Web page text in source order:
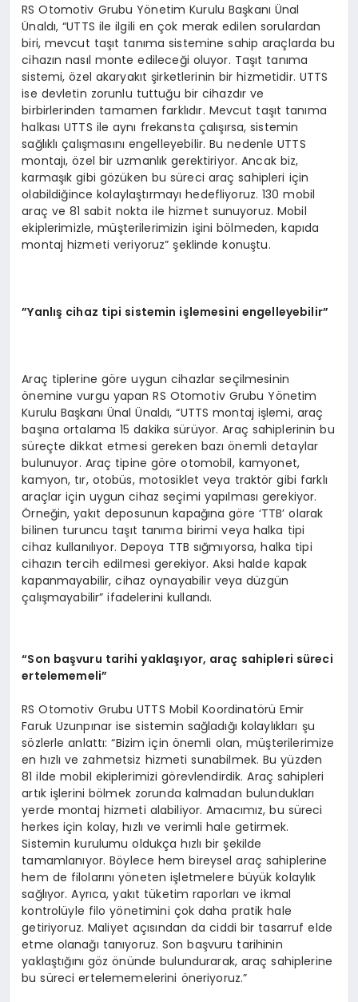
RS Otomotiv Grubu Yönetim Kurulu Başkanı Ünal
Ünaldı, “UTTS ile ilgili en çok merak edilen sorulardan
biri, mevcut taşıt tanıma sistemine sahip araçlarda bu
cihazın nasıl monte edileceği oluyor. Taşıt tanıma
sistemi, özel akaryakıt şirketlerinin bir hizmetidir. UTTS
ise devletin zorunlu tuttuğu bir cihazdır ve
birbirlerinden tamamen farklıdır. Mevcut taşıt tanıma
halkası UTTS ile aynı frekansta çalışırsa, sistemin
sağlıklı çalışmasını engelleyebilir. Bu nedenle UTTS
montajı, özel bir uzmanlık gerektiriyor. Ancak biz,
karmaşık gibi gözüken bu süreci araç sahipleri için
olabildiğince kolaylaştırmayı hedefliyoruz. 130 mobil
araç ve 81 sabit nokta ile hizmet sunuyoruz. Mobil
ekiplerimizle, müşterilerimizin işini bölmeden, kapıda
montaj hizmeti veriyoruz” şeklinde konuştu.
”Yanlış cihaz tipi sistemin işlemesini engelleyebilir”
Araç tiplerine göre uygun cihazlar seçilmesinin
önemine vurgu yapan RS Otomotiv Grubu Yönetim
Kurulu Başkanı Ünal Ünaldı, “UTTS montaj işlemi, araç
başına ortalama 15 dakika sürüyor. Araç sahiplerinin bu
süreçte dikkat etmesi gereken bazı önemli detaylar
bulunuyor. Araç tipine göre otomobil, kamyonet,
kamyon, tır, otobüs, motosiklet veya traktör gibi farklı
araçlar için uygun cihaz seçimi yapılması gerekiyor.
Örneğin, yakıt deposunun kapağına göre ‘TTB’ olarak
bilinen turuncu taşıt tanıma birimi veya halka tipi
cihaz kullanılıyor. Depoya TTB sığmıyorsa, halka tipi
cihazın tercih edilmesi gerekiyor. Aksi halde kapak
kapanmayabilir, cihaz oynayabilir veya düzgün
çalışmayabilir” ifadelerini kullandı.
“Son başvuru tarihi yaklaşıyor, araç sahipleri süreci
ertelememeli”
RS Otomotiv Grubu UTTS Mobil Koordinatörü Emir
Faruk Uzunpınar ise sistemin sağladığı kolaylıkları şu
sözlerle anlattı: “Bizim için önemli olan, müşterilerimize
en hızlı ve zahmetsiz hizmeti sunabilmek. Bu yüzden
81 ilde mobil ekiplerimizi görevlendirdik. Araç sahipleri
artık işlerini bölmek zorunda kalmadan bulundukları
yerde montaj hizmeti alabiliyor. Amacımız, bu süreci
herkes için kolay, hızlı ve verimli hale getirmek.
Sistemin kurulumu oldukça hızlı bir şekilde
tamamlanıyor. Böylece hem bireysel araç sahiplerine
hem de filolarını yöneten işletmelere büyük kolaylık
sağlıyor. Ayrıca, yakıt tüketim raporları ve ikmal
kontrolüyle filo yönetimini çok daha pratik hale
getiriyoruz. Maliyet açısından da ciddi bir tasarruf elde
etme olanağı tanıyoruz. Son başvuru tarihinin
yaklaştığını göz önünde bulundurarak, araç sahiplerine
bu süreci ertelememelerini öneriyoruz.”